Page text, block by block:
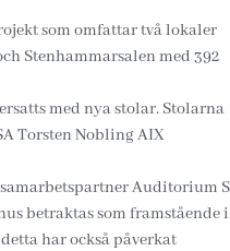
som omfattar två lokaler
Stenhammarsalen med 392
med nya stolar. Stolarna
Torsten Nobling AIX
Auditorium S
betraktas som framstående i
har också påverkat